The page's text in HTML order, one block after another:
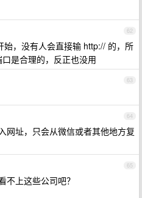
62
始，没有人会直接输 http:// 的，所
是合理的，反正也没用
63
64
网址，只会从微信或者其他地方复
65
不上这些公司吧？